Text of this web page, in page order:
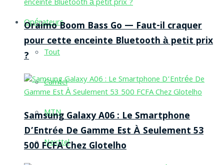
Opérateurs
Tout
Camtel
MTN
Nexttel
Oraimo Boom Bass Go — Faut-il craquer
pour cette enceinte Bluetooth à petit prix
?
Samsung Galaxy A06 : Le Smartphone
D’Entrée De Gamme Est À Seulement 53
500 FCFA Chez Glotelho